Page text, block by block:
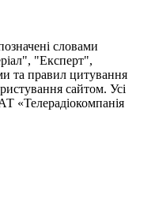
словами
"Експерт",
та правил цитування
сайтом. Усі
«Телерадіокомпанія